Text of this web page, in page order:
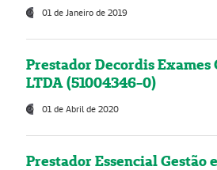
01 de Janeiro de 2019
Prestador Decordis
LTDA (51004346-0)
01 de Abril de 2020
Prestador Essencial Gestão